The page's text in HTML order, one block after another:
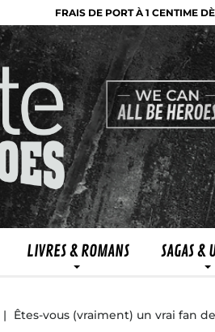
FRAIS DE PORT À 1 CENTIME
LIVRES & ROMANS SAGAS &
Êtes-vous (vraiment) un vrai fan